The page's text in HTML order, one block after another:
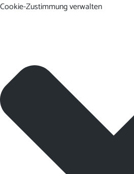
Cookie-Zustimmung verwalten